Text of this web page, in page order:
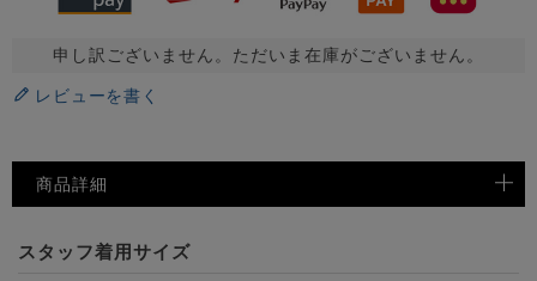
申し訳ございません。ただいま在庫がございません。
レビューを書く
商品詳細
スタッフ着用サイズ